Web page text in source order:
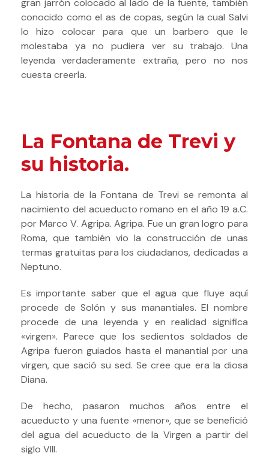
gran jarrón colocado al lado de la fuente, también
conocido como el as de copas, según la cual Salvi
lo hizo colocar para que un barbero que le
molestaba ya no pudiera ver su trabajo. Una
leyenda verdaderamente extraña, pero no nos
cuesta creerla.
La Fontana de Trevi y
su historia.
La historia de la Fontana de Trevi se remonta al
nacimiento del acueducto romano en el año 19 a.C.
por Marco V. Agripa. Agripa. Fue un gran logro para
Roma, que también vio la construcción de unas
termas gratuitas para los ciudadanos, dedicadas a
Neptuno.
Es importante saber que el agua que fluye aquí
procede de Solón y sus manantiales. El nombre
procede de una leyenda y en realidad significa
«virgen». Parece que los sedientos soldados de
Agripa fueron guiados hasta el manantial por una
virgen, que sació su sed. Se cree que era la diosa
Diana.
De hecho, pasaron muchos años entre el
acueducto y una fuente «menor», que se benefició
del agua del acueducto de la Virgen a partir del
siglo VIII.